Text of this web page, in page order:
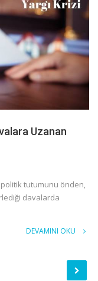
Uzanan
tutumunu önden,
davalarda
DEVAMINI OKU